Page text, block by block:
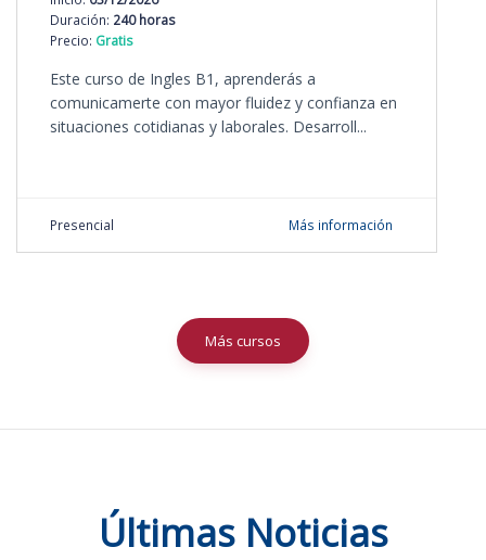
Duración: 240 horas
Precio: Gratis
Este curso de Ingles B1, aprenderás a
comunicamerte con mayor fluidez y confianza en
situaciones cotidianas y laborales. Desarroll...
Presencial Más información
Más cursos
Últimas Noticias